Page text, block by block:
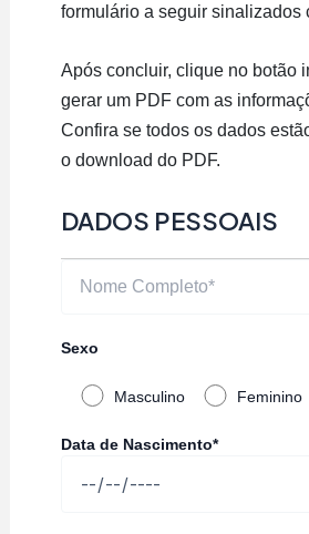
formulário a seguir sinalizados
Após concluir, clique no botão
gerar um PDF com as
Confira se todos os dados
o download do PDF.
DADOS PESSOAIS
Sexo
Masculino Feminino
Data de Nascimento*